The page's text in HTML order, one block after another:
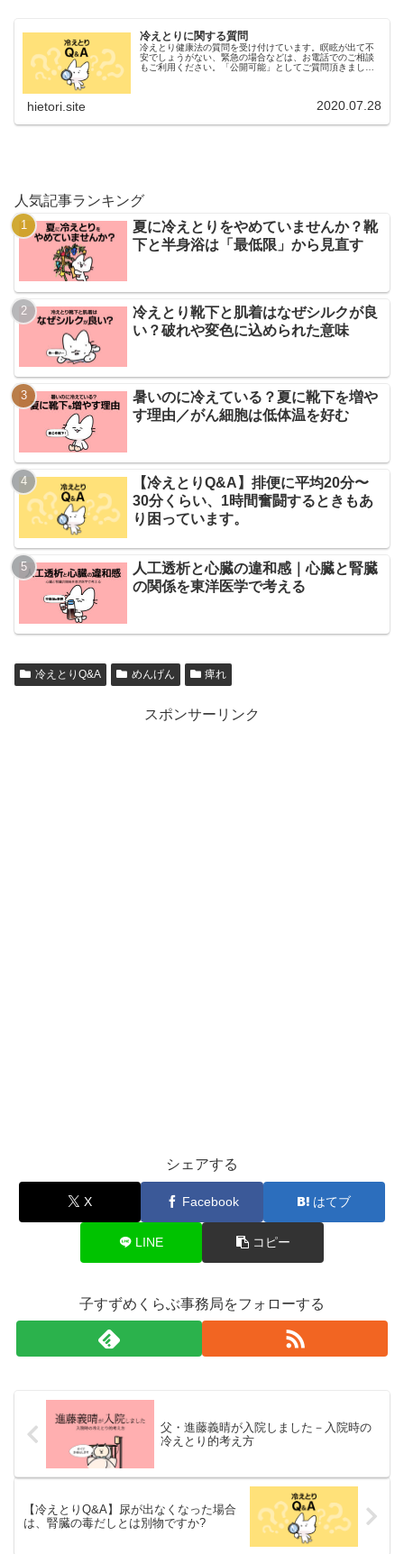
冷えとりに関する質問
冷えとり健康法の質問を受け付けています。瞑眩が出て不
安でしょうがない、緊急の場合などは、お電話でのご相談
もご利用ください。「公開可能」としてご質問頂きました
hietori.site 2020.07.28
人気記事ランキング
夏に冷えとりをやめていませんか？靴
下と半身浴は「最低限」から見直す
冷えとり靴下と肌着はなぜシルクが良
い？破れや変色に込められた意味
暑いのに冷えている？夏に靴下を増や
す理由／がん細胞は低体温を好む
【冷えとりQ&A】排便に平均20分〜
30分くらい、1時間奮闘するときもあ
り困っています。
人工透析と心臓の違和感｜心臓と腎臓
の関係を東洋医学で考える
冷えとりQ&A めんげん 痺れ
スポンサーリンク
シェアする
X Facebook はてブ
LINE コピー
子すずめくらぶ事務局をフォローする
父・進藤義晴が入院しました－入院時の
冷えとり的考え方
【冷えとりQ&A】尿が出なくなった場合
は、腎臓の毒だしとは別物ですか?